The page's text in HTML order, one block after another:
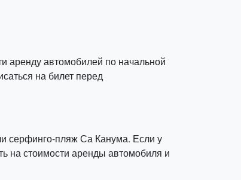
аренду автомобилей по начальной
на билет перед
серфинго-пляж Са Канума. Если у
на стоимости аренды автомобиля и